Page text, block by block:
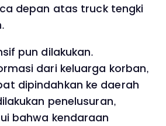
depan atas truck tengki
pun dilakukan.
dari keluarga korban,
dipindahkan ke daerah
penelusuran,
bahwa kendaraan